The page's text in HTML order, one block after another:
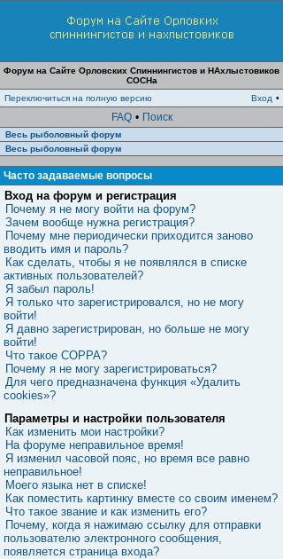
Форум на Сайте Орловских Спиннингистов и НАхлыстовиков
СОСНа
Переключиться на полную версию
Вход •
FAQ • Поиск
Весь рыболовный форум
Весь рыболовный форум
Часто задаваемые вопросы
Вход на форум и регистрация
Почему я не могу войти на форум?
Зачем вообще нужна регистрация?
Почему мне периодически приходится заново
вводить имя и пароль?
Как сделать, чтобы я не появлялся в списке
активных пользователей?
Я забыл пароль!
Я только что зарегистрировался, но не могу
войти!
Я давно зарегистрирован, но больше не могу
войти!
Что такое COPPA?
Почему я не могу зарегистрироваться?
Для чего предназначена функция «Удалить
cookies»?
Параметры и настройки пользователя
Как изменить мои настройки?
На форуме неправильное время!
Я изменил часовой пояс, но время все равно
неправильное!
Моего языка нет в списке!
Как поместить картинку вместе со своим именем?
Что такое звание и как изменить его?
Почему, когда я нажимаю ссылку для отправки
пользователю электронного сообщения,
появляется страница входа?